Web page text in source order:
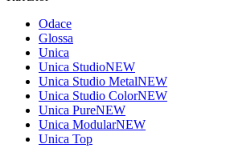
Odace
Glossa
Unica
Unica StudioNEW
Unica Studio MetalNEW
Unica Studio ColorNEW
Unica PureNEW
Unica ModularNEW
Unica Top